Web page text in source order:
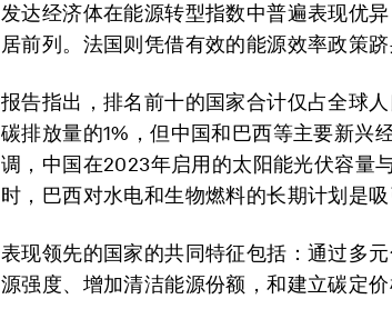
发达经济体在能源转型指数中普遍表现优
居前列。法国则凭借有效的能源效率政策
报告指出，排名前十的国家合计仅占全球
碳排放量的1%，但中国和巴西等主要新兴
调，中国在2023年启用的太阳能光伏容量
时，巴西对水电和生物燃料的长期计划是吸
表现领先的国家的共同特征包括：通过多
源强度、增加清洁能源份额，和建立碳定